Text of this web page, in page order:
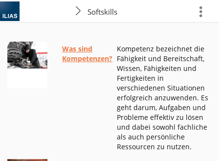
Softskills
more
Was sind
Kompetenzen?
Kompetenz bezeichnet die
Fähigkeit und Bereitschaft,
Wissen, Fähigkeiten und
Fertigkeiten in
verschiedenen Situationen
erfolgreich anzuwenden. Es
geht darum, Aufgaben und
Probleme effektiv zu lösen
und dabei sowohl fachliche
als auch persönliche
Ressourcen zu nutzen.